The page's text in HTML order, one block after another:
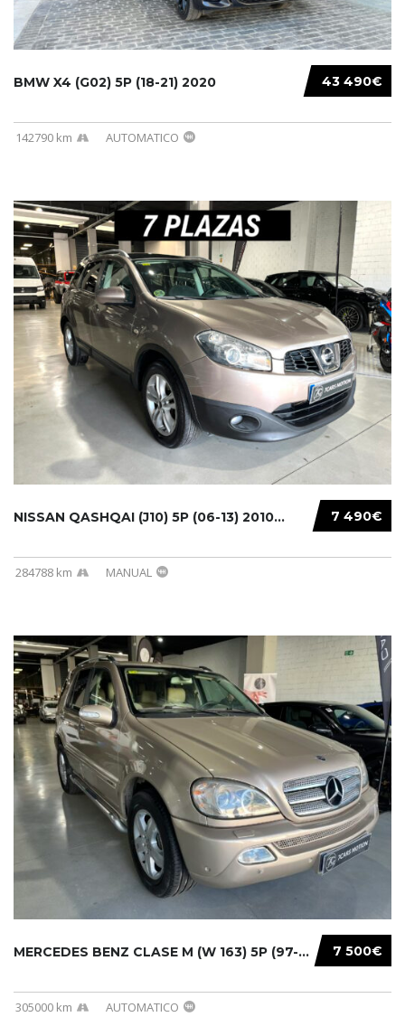
43 490€
BMW X4 (G02) 5P (18-21) 2020
142790 km AUTOMATICO
7 490€
NISSAN QASHQAI (J10) 5P (06-13) 2010...
284788 km MANUAL
7 500€
MERCEDES BENZ CLASE M (W 163) 5P (97-05) 200...
305000 km AUTOMATICO